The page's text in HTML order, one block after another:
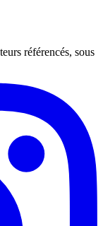
référencés, sous